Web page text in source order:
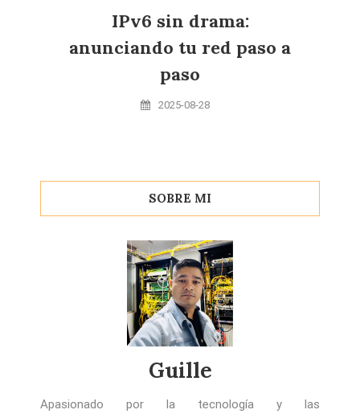
IPv6 sin drama:
anunciando tu red paso a
paso
2025-08-28
SOBRE MI
Guille
Apasionado por la tecnología y las